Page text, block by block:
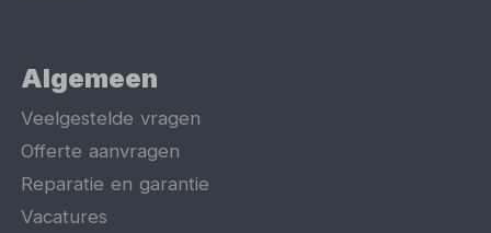
Algemeen
Veelgestelde vragen
Offerte aanvragen
Reparatie en garantie
Vacatures